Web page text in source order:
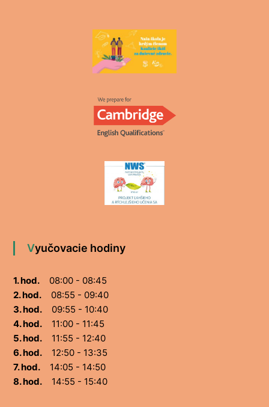
Vyučovacie hodiny
1. hod.08:00 - 08:45
2. hod.08:55 - 09:40
3. hod.09:55 - 10:40
4. hod.11:00 - 11:45
5. hod.11:55 - 12:40
6. hod.12:50 - 13:35
7. hod.14:05 - 14:50
8. hod.14:55 - 15:40